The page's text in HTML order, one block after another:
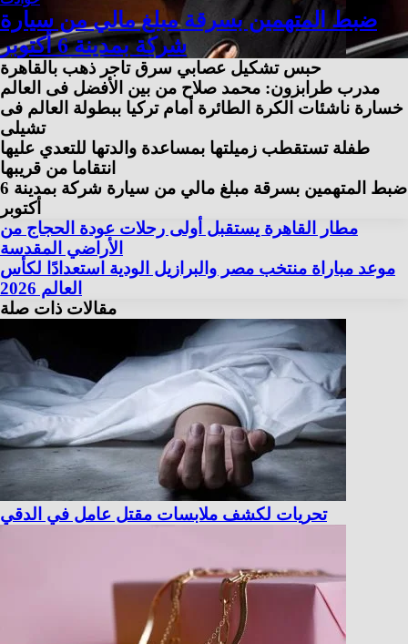
ضبط المتهمين بسرقة مبلغ مالي من سيارة
شركة بمدينة 6 أكتوبر
حبس تشكيل عصابي سرق تاجر ذهب بالقاهرة
مدرب طرابزون: محمد صلاح من بين الأفضل فى العالم
خسارة ناشئات الكرة الطائرة أمام تركيا ببطولة العالم فى
تشيلى
طفلة تستقطب زميلتها بمساعدة والدتها للتعدي عليها
انتقاما من قريبها
ضبط المتهمين بسرقة مبلغ مالي من سيارة شركة بمدينة 6
أكتوبر
مطار القاهرة يستقبل أولى رحلات عودة الحجاج من
الأراضي المقدسة
موعد مباراة منتخب مصر والبرازيل الودية استعدادًا لكأس
العالم 2026
مقالات ذات صلة
تحريات لكشف ملابسات مقتل عامل في الدقي